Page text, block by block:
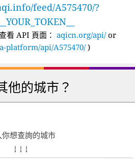
feed/A575470/?
看 API 頁面： aqicn.org/api/or
platform/api/A575470/)
他的城市？
你想查詢的城市
↓ ↓ ↓